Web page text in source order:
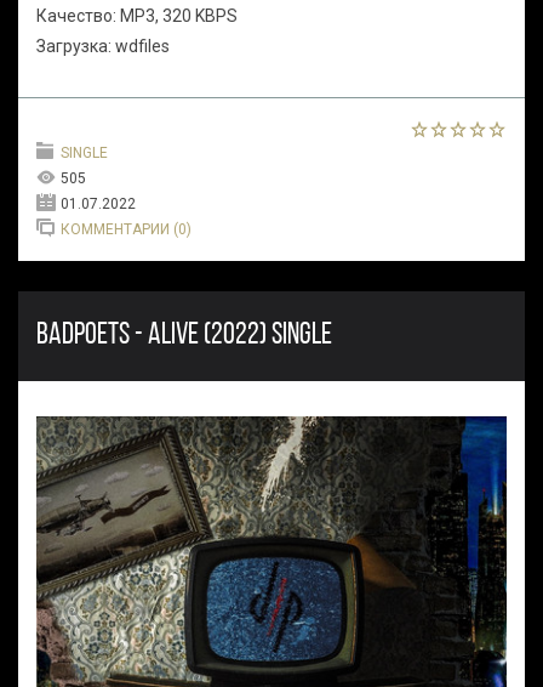
Качество: MP3, 320 KBPS
Загрузка: wdfiles
SINGLE
505
01.07.2022
КОММЕНТАРИИ (0)
BADPOETS - ALIVE (2022) SINGLE